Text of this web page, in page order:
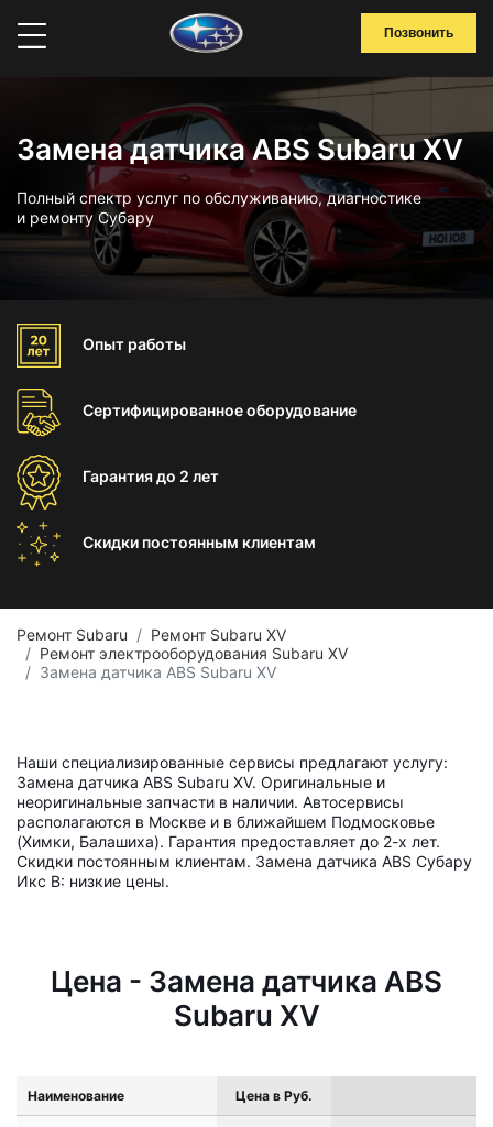
Позвонить
Замена датчика ABS Subaru XV
Полный спектр услуг по обслуживанию, диагностике
и ремонту Субару
Опыт работы
Сертифицированноеоборудование
Гарантиядо 2 лет
Скидки постоянным клиентам
Ремонт Subaru
Ремонт Subaru XV
Ремонт электрооборудования Subaru XV
Замена датчика ABS Subaru XV
Наши специализированные сервисы предлагают услугу:
Замена датчика ABS Subaru XV. Оригинальные и
неоригинальные запчасти в наличии. Автосервисы
располагаются в Москве и в ближайшем Подмосковье
(Химки, Балашиха). Гарантия предоставляет до 2-х лет.
Скидки постоянным клиентам. Замена датчика ABS Субару
Икс В: низкие цены.
Цена - Замена датчика ABS
Subaru XV
Наименование Цена в Руб.